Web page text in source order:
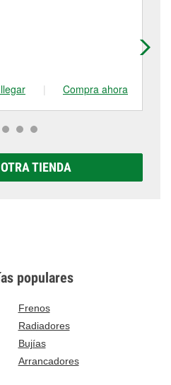
| Compra ahora
TIENDA
populares
Frenos
Radiadores
Bujías
Arrancadores